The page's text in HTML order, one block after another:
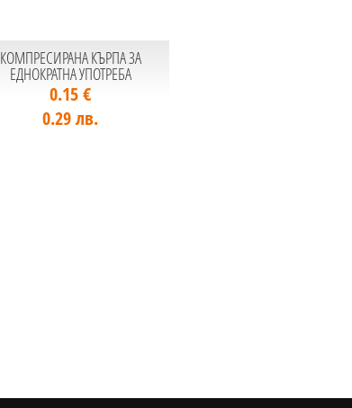
КОМПРЕСИРАНА КЪРПА ЗА
ЕДНОКРАТНА УПОТРЕБА
0.15 €
0.29 лв.